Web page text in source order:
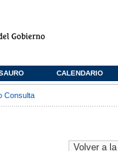
CALENDARIO
Consulta